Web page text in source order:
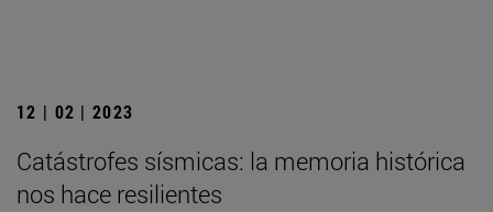
12 | 02 | 2023
Catástrofes sísmicas: la memoria histórica
nos hace resilientes